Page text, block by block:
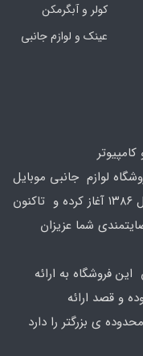
کولر و آبگرمکن
عینک و لوازم جانبی
لوازم جانبی موبایل
و کامپیوتر در محدوده که کار خود را از سال ۱۳۸۶ آغاز کرده و تاکنون
شما عزیزان
فروشگاه به ارائه
و قصد ارائه
ی بزرگتر را دارد